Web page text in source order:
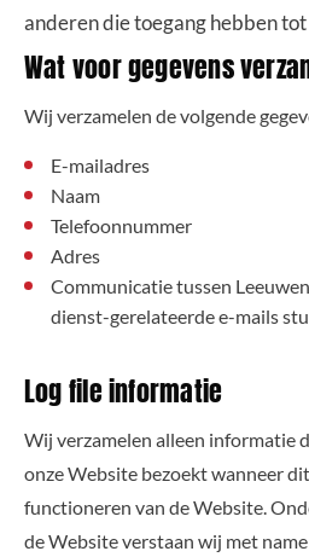
anderen die toegang hebben
Wat voor gegevens
Wij verzamelen de volgende
E-mailadres
Naam
Telefoonnummer
Adres
Communicatie tussen
dienst-gerelateerde e-mails
Log file informatie
Wij verzamelen alleen informatie
onze Website bezoekt wanneer
functioneren van de Website.
de Website verstaan wij met